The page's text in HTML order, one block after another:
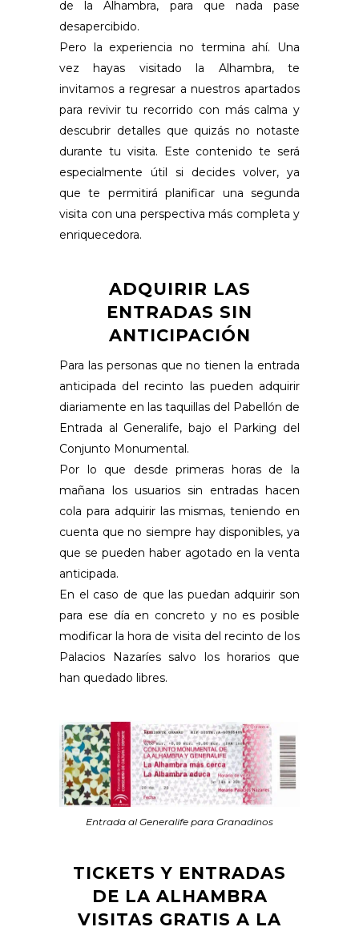
de la Alhambra, para que nada pase
desapercibido.
Pero la experiencia no termina ahí. Una
vez hayas visitado la Alhambra, te
invitamos a regresar a nuestros apartados
para revivir tu recorrido con más calma y
descubrir detalles que quizás no notaste
durante tu visita. Este contenido te será
especialmente útil si decides volver, ya
que te permitirá planificar una segunda
visita con una perspectiva más completa y
enriquecedora.
ADQUIRIR LAS
ENTRADAS SIN
ANTICIPACIÓN
Para las personas que no tienen la entrada
anticipada del recinto las pueden adquirir
diariamente en las taquillas del Pabellón de
Entrada al Generalife, bajo el Parking del
Conjunto Monumental.
Por lo que desde primeras horas de la
mañana los usuarios sin entradas hacen
cola para adquirir las mismas, teniendo en
cuenta que no siempre hay disponibles, ya
que se pueden haber agotado en la venta
anticipada.
En el caso de que las puedan adquirir son
para ese día en concreto y no es posible
modificar la hora de visita del recinto de los
Palacios Nazaríes salvo los horarios que
han quedado libres.
Entrada al Generalife para Granadinos
TICKETS Y ENTRADAS
DE LA ALHAMBRA
VISITAS GRATIS A LA